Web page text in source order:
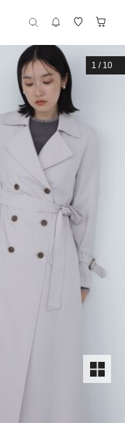
1 / 10